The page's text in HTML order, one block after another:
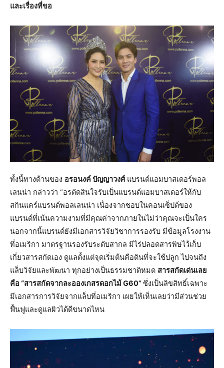
และเรื่องที่ขอ
ทั้งนี้ทางด้านของ อรอนงค์ ปัญญาวงศ์แบรนด์แอมบาสเดอร์พอล
เลนน่า กล่าวว่า “อรตัดสินใจรับเป็นแบรนด์แอมบาสเดอร์ให้กับ
สกินแคร์แบรนด์พอลเลนน่า เนื่องจากชอบในคอนเซ็ปต์ของ
แบรนด์ที่เน้นความงามที่มีคุณค่าจากภายในไม่ว่าคุณจะเป็นใคร
นอกจากนี้แบรนด์ยังมีเอกสารวิจัยวิชาการรองรับ มีข้อมูลโรงงาน
ที่อเมริกา มาตรฐานรองรับระดับสากล มีไร่ปลอดสารพิษไว้เก็บ
เกี่ยวสารสกัดเอง ดูแลตั้งแต่จุดเริ่มต้นคือดินที่จะใช้ปลูก ไปจนถึง
แล็บวิจัยและพัฒนา ทุกอย่างเป็นธรรมชาติหมด สารสกัดเด่นเลย
คือ “สารสกัดจากละอองเกสรดอกไม้ G60”ซึ่งเป็นลิขสิทธิ์เฉพาะ
มีเอกสารการวิจัยจากแล็บที่อเมริกา เผยให้เห็นเลยว่ามีส่วนช่วย
ฟื้นฟูและดูแลผิวได้ดีขนาดไหน